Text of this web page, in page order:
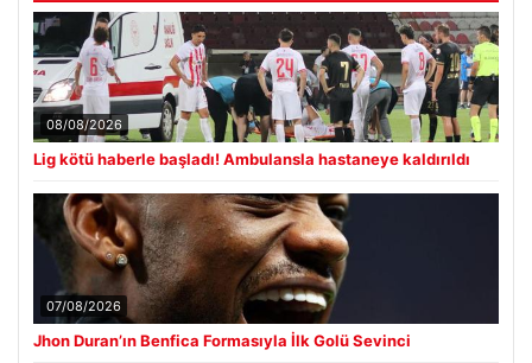
08/08/2026
Lig kötü haberle başladı! Ambulansla hastaneye kaldırıldı
07/08/2026
Jhon Duran’ın Benfica Formasıyla İlk Golü Sevinci